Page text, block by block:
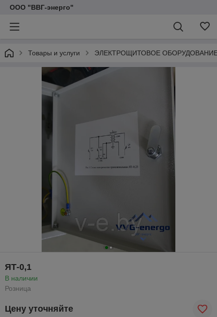
ООО "ВВГ-энерго"
Товары и услуги ЭЛЕКТРОЩИТОВОЕ
ЯТ-0,1
В наличии
Розница
Цену уточняйте